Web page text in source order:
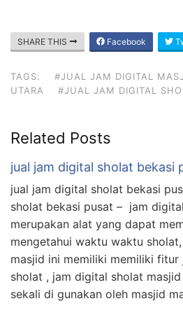
SHARE THIS Facebook
TAGS:
#JUAL JAM DIGITAL
UTARA
#JUAL JAM DIGITAL
Related Posts
jual jam digital sholat bekasi
jual jam digital sholat bekasi
sholat bekasi pusat – jam
merupakan alat yang dapat
mengetahui waktu waktu
masjid ini memiliki memiliki
sholat , jam digital sholat
sekali di gunakan oleh masjid